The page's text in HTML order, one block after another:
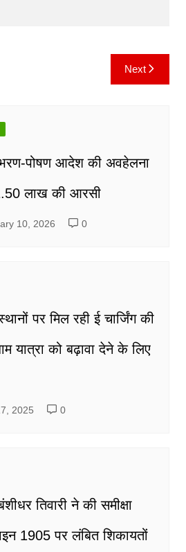
Next
पोषण आदेश की अवहेलना
लाख की आरसी
10, 2026 0
पर मिल रही ई चार्जिंग की
यात्रा को बढ़ावा देने के लिए
2025 0
तिवारी ने की समीक्षा
1905 पर लंबित शिकायतों